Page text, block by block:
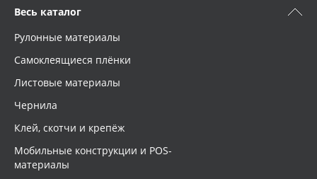
Весь каталог
Рулонные материалы
Самоклеящиеся плёнки
Листовые материалы
Чернила
Клей, скотчи и крепёж
Мобильные конструкции и POS-
материалы